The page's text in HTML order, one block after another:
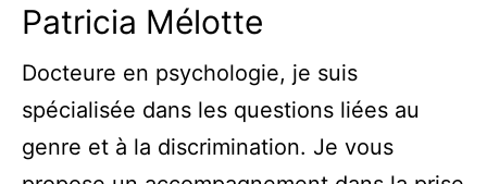
Patricia Mélotte
Docteure en psychologie, je suis
spécialisée dans les questions liées au
genre et à la discrimination. Je vous